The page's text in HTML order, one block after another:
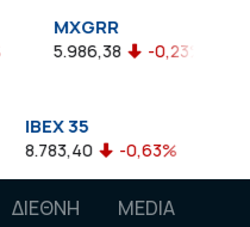
-0,23%
ΣΑΓΔ
2.924,61
ATX
4.007,68 -0,57%
ΔΙΕΘΝΗ MEDIA